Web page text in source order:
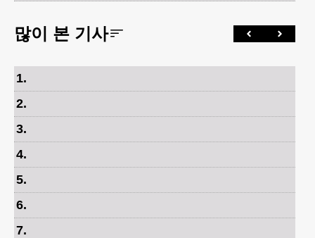
많이 본 기사
1.
2.
3.
4.
5.
6.
7.